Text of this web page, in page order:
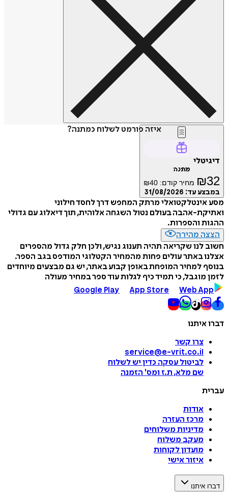
איזה פורמט לשלוח כמתנה?
דיגיטלי
מתנה
₪32 מחיר קודם: ₪40
במבצע עד: 31/08/2026
מסע אינטלקטואלי מרתק המחפש דרך לחסד חילוני
ואתיקת-אהבה בעולם נטול השגחה אלוהית, תוך דיאלוג עם גדולי
ההגות והספרות.
הצצה מהירה
חשוב לנו שקריאה תהיה תענוג נגיש, ולכן חלק גדול מהספרים
אצלנו באתר עולים פחות מהמחיר הקטלוגי המודפס בגב הספר.
בנוסף למחיר המופחת באופן קבוע באתר, יש גם מבצעים מיוחדים
לזמן מוגבל, כי תמיד כיף לגלות עוד ספר במחיר מעולה
Google Play
App Store Web App
דברו איתנו
צרו קשר
service@e-vrit.co.il
לביטול עסקה כדין יש לשלוח
שם מלא, ת.ז ומס' הזמנה
עברית
אודות
מרכז העזרה
מדיניות משלוחים
מעקב משלוח
מועדון לקוחות
איזור אישי
דברו איתנו